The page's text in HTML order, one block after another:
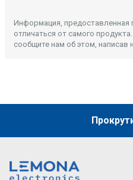
Информация,
отличаться от самого
сообщите нам об этом, написав